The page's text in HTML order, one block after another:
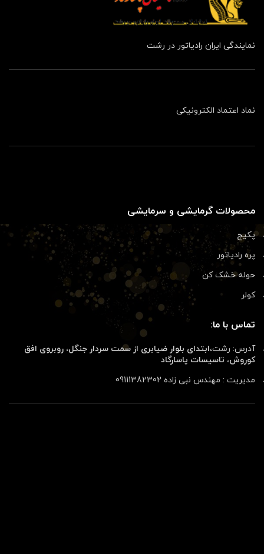
نمایندگی ایران رادیاتور در رشت
نماد اعتماد الکترونیکی
محصولات گرمایشی و سرمایشی
پکیج
پره رادیاتور
حوله خشک کن
کولر
تماس با ما:
آدرس: رشت،ابتدای بلوار ضیابری از سمت سردار جنگل، روبروی افق
کوروش، تاسیسات پاسارگاد
مدیریت : مهندس نبی زاده 09111382302